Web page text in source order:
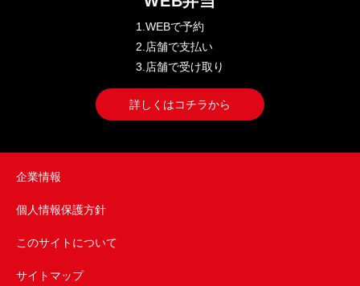
1.WEBで予約
2.店舗で支払い
3.店舗で受け取り
詳しくはコチラから
企業情報
個人情報保護方針
このサイトについて
サイトマップ